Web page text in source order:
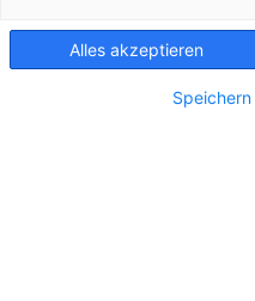
Alles akzeptieren